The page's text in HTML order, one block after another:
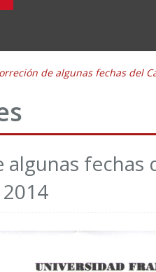
de algunas fechas del
algunas fechas